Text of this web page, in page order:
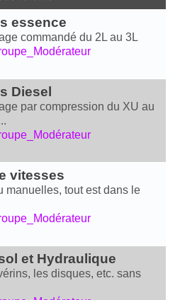
essence
commandé du 2L au 3L
Diesel
par compression du XU au
vitesses
manuelles, tout est dans le
et Hydraulique
les disques, etc. sans